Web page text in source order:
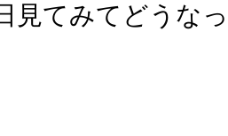
見てみてどうな